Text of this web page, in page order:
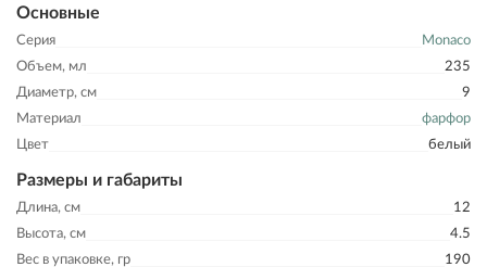
Основные
Серия
Monaco
Объем, мл
235
Диаметр, см
9
Материал
фарфор
Цвет
белый
Размеры и габариты
Длина, см
12
Высота, см
4.5
Вес в упаковке, гр
190